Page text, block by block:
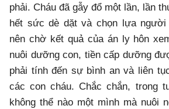
phải. Cháu đã gẫy đổ một lần, lần
hết sức dè dặt và chọn lựa
nên chờ kết quả của án ly hôn
nuôi dưỡng con, tiền cấp dưỡng
phải tính đến sự bình an và liên
các con cháu. Chắc chắn, trong
không thể nào một mình mà nuôi